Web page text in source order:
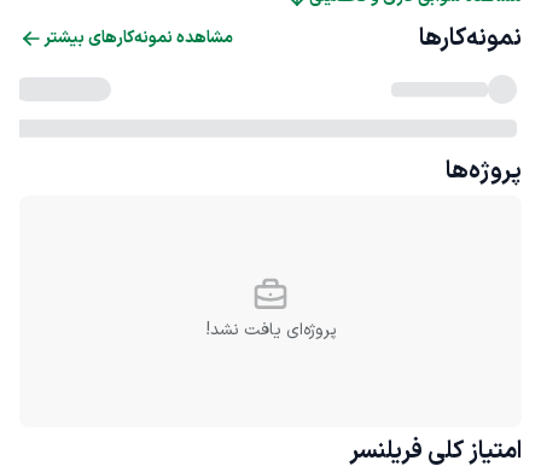
نمونه‌کارها مشاهده نمونه‌کارهای بیشتر
پروژه‌ها
پروژه‌ای یافت نشد!
امتیاز کلی فریلنسر